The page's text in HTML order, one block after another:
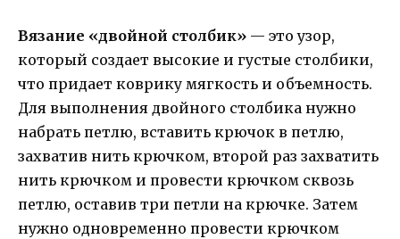
Вязание «двойной столбик» — это узор,
который создает высокие и густые столбики,
что придает коврику мягкость и объемность.
Для выполнения двойного столбика нужно
набрать петлю, вставить крючок в петлю,
захватив нить крючком, второй раз захватить
нить крючком и провести крючком сквозь
петлю, оставив три петли на крючке. Затем
нужно одновременно провести крючком